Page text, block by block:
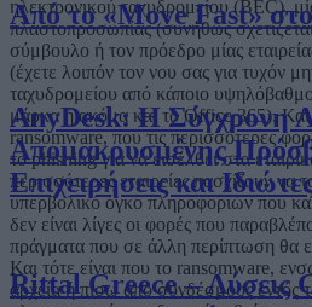
Από το «Move Fast»
AnyDesk: Η Σύγχρονη
Απομακρυσμένης
Επιχειρήσεις και
Rittal Greece – Λύσεις
ηλεκτρονικού ταχυδρομείου (BEC),
πλαστοπροσωπίας (συνήθως
σύμβουλο ή τον πρόεδρο μίας
(έχετε λοιπόν τον νου σας για τυχόν
ταχυδρομείου από κάποιο
μάρκα ή ακόμα και το Office 365). Και
ransomware, που τις περισσότερες
το phishing για να εισέλθει στα
περισσότερες εταιρείες πασχίζουν να
υπερβολικό όγκο πληροφοριών που
δεν είναι λίγες οι φορές που
πράγματα που σε άλλη περίπτωση θα
Και τότε είναι που το ransomware,
αρχεία ή πίσω από συνδέσμους εντός